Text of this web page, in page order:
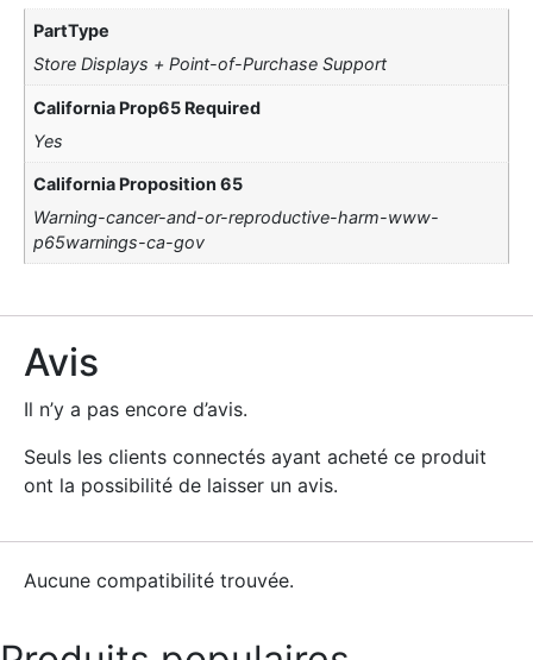
PartType
Store Displays + Point-of-Purchase Support
California Prop65 Required
Yes
California Proposition 65
Warning-cancer-and-or-reproductive-harm-www-
p65warnings-ca-gov
Avis
Il n’y a pas encore d’avis.
Seuls les clients connectés ayant acheté ce produit
ont la possibilité de laisser un avis.
Aucune compatibilité trouvée.